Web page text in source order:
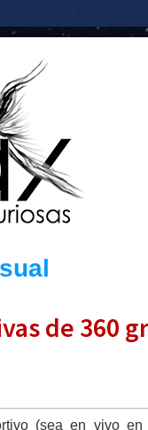
de 360
(sea en vivo en